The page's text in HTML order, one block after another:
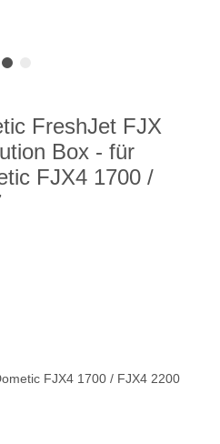
FreshJet FJX
Box - für
FJX4 1700 /
FJX4 1700 / FJX4 2200